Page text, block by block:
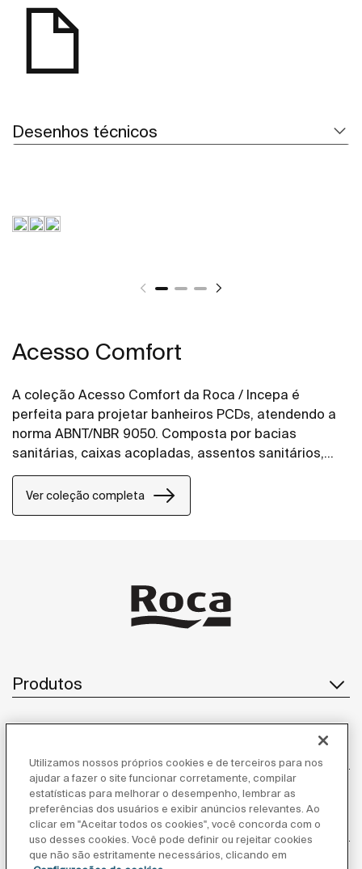
Desenhos técnicos
Acesso Comfort
A coleção Acesso Comfort da Roca / Incepa é
perfeita para projetar banheiros PCDs, atendendo a
norma ABNT/NBR 9050. Composta por bacias
sanitárias, caixas acopladas, assentos sanitários,
disponíveis também na opção de kits e lavatórios
com coluna. A coleção Acesso Comfort oferece
conforto e segurança para banheiros PCDs.
Ver coleção completa
Produtos
Atendimento ao cliente
Sobre nós
Utilizamos nossos próprios cookies e de terceiros para nos
ajudar a fazer o site funcionar corretamente, compilar
estatísticas para melhorar o desempenho, lembrar as
preferências dos usuários e exibir anúncios relevantes. Ao
clicar em "Aceitar todos os cookies", você concorda com o
uso desses cookies. Você pode definir ou rejeitar cookies
que não são estritamente necessários, clicando em